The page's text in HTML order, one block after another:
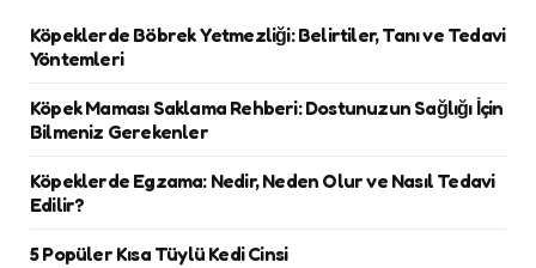
Köpeklerde Böbrek Yetmezliği: Belirtiler, Tanı ve Tedavi
Yöntemleri
Köpek Maması Saklama Rehberi: Dostunuzun Sağlığı İçin
Bilmeniz Gerekenler
Köpeklerde Egzama: Nedir, Neden Olur ve Nasıl Tedavi
Edilir?
5 Popüler Kısa Tüylü Kedi Cinsi